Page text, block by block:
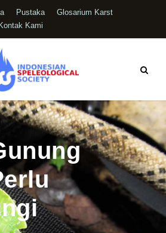
Pustaka
Glosarium Karst
Kontak Kami